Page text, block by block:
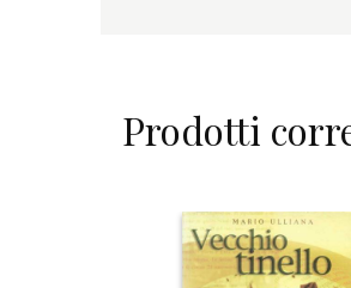
Prodotti